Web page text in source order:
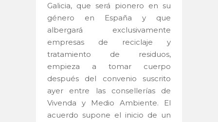
Galicia, que será pionero en su
género en España y que
albergará exclusivamente
empresas de reciclaje y
tratamiento de residuos,
empieza a tomar cuerpo
después del convenio suscrito
ayer entre las consellerías de
Vivenda y Medio Ambiente. El
acuerdo supone el inicio de un